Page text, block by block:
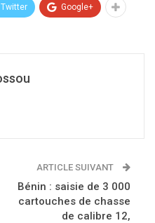
Twitter Google+
ARTICLE SUIVANT
Bénin : saisie de 3 000
cartouches de chasse
de calibre 12,